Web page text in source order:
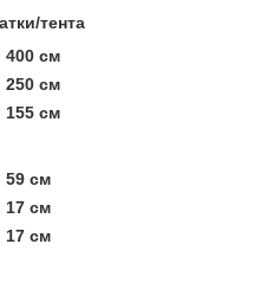
тента
400 см
250 см
155 см
59 см
17 см
17 см